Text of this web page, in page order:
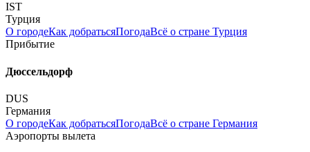
IST
Турция
О городеКак добратьсяПогодаВсё о стране Турция
Прибытие
Дюссельдорф
DUS
Германия
О городеКак добратьсяПогодаВсё о стране Германия
Аэропорты вылета